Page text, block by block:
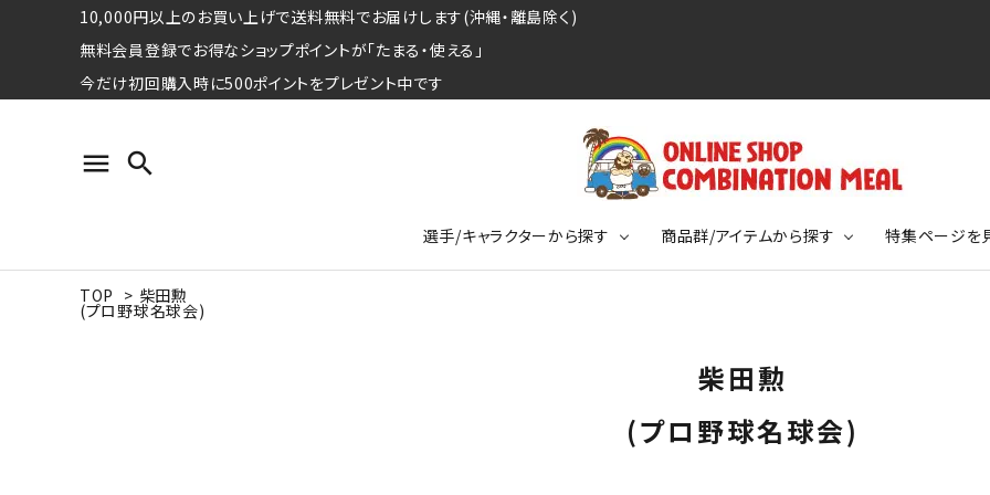
10,000円以上のお買い上げで送料無料でお届けします(沖縄・離島除く)
無料会員登録でお得なショップポイントが「たまる・使える」
今だけ初回購入時に500ポイントをプレゼント中です
menu search
選手/キャラクターから探す
プロ野球選手コレクション
競走馬コレクション
商品群/アイテムから探す
Tシャツ
KIDSサイズ
特集ページを
特集ページ
TOP > 柴田勲
(プロ野球名球会)
柴田勲
(プロ野球名球会)